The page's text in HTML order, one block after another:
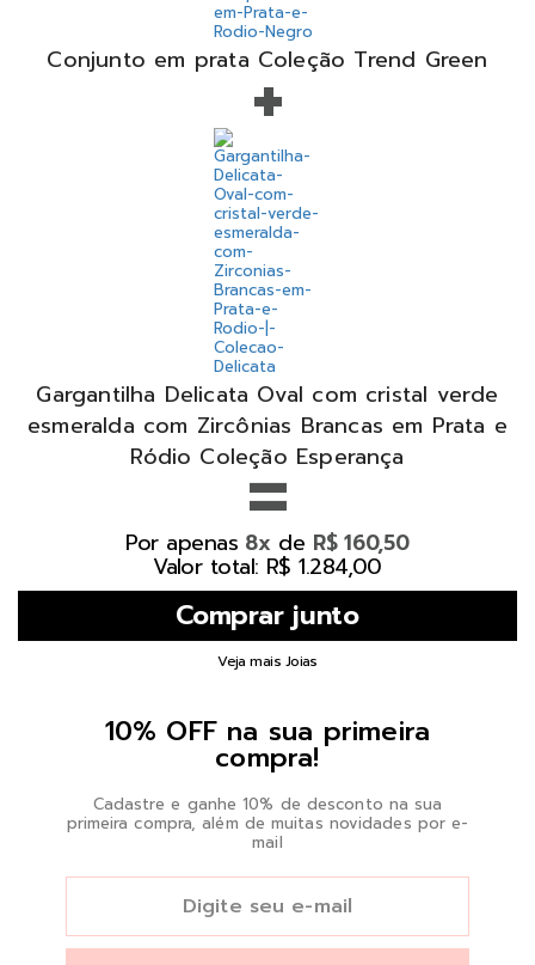
Conjunto em prata Coleção Trend Green
+
Gargantilha Delicata Oval com cristal verde
esmeralda com Zircônias Brancas em Prata e
Ródio Coleção Esperança
=
Por apenas 8x de R$ 160,50
Valor total: R$ 1.284,00
Veja mais Joias
10% OFF na sua primeira
compra!
Cadastre e ganhe 10% de desconto na sua
primeira compra, além de muitas novidades por e-
mail